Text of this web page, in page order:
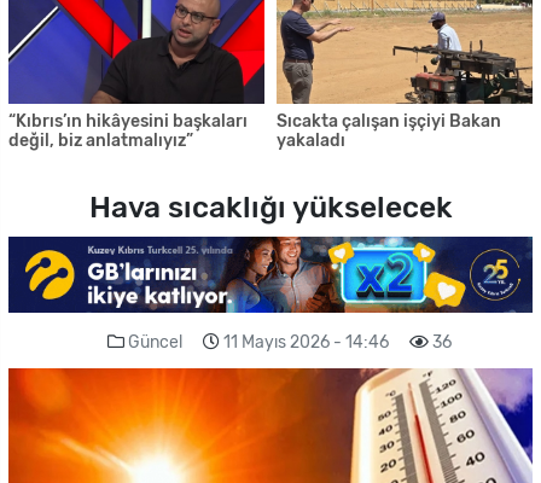
“Kıbrıs’ın hikâyesini başkaları
değil, biz anlatmalıyız”
Sıcakta çalışan işçiyi Bakan
yakaladı
Hava sıcaklığı yükselecek
Güncel 11 Mayıs 2026 - 14:46 36